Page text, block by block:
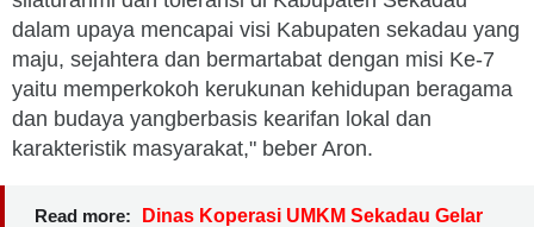
dalam upaya mencapai visi Kabupaten sekadau yang
maju, sejahtera dan bermartabat dengan misi Ke-7
yaitu memperkokoh kerukunan kehidupan beragama
dan budaya yangberbasis kearifan lokal dan
karakteristik masyarakat," beber Aron.
Read more:
Dinas Koperasi UMKM Sekadau Gelar